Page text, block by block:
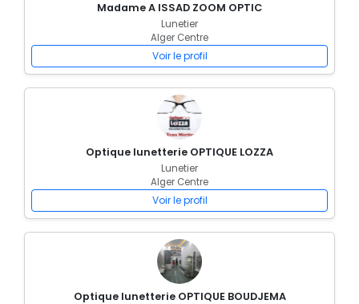
Madame A ISSAD ZOOM OPTIC
Lunetier
Alger Centre
Voir le profil
Optique lunetterie OPTIQUE LOZZA
Lunetier
Alger Centre
Voir le profil
Optique lunetterie OPTIQUE BOUDJEMA